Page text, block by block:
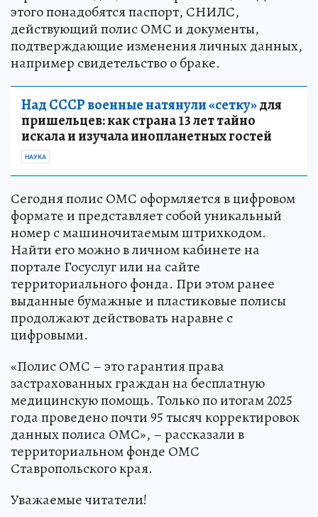
этого понадобятся паспорт, СНИЛС,
действующий полис ОМС и документы,
подтверждающие изменения личных данных,
например свидетельство о браке.
Над СССР военные натянули «сетку»для
пришельцев: как страна 13 лет тайно
искала и изучала инопланетных гостей
НАУКА
Сегодня полис ОМС оформляется в цифровом
формате и представляет собой уникальный
номер с машиночитаемым штрихкодом.
Найти его можно в личном кабинете на
портале Госуслуг или на сайте
территориального фонда. При этом ранее
выданные бумажные и пластиковые полисы
продолжают действовать наравне с
цифровыми.
«Полис ОМС – это гарантия права
застрахованных граждан на бесплатную
медицинскую помощь. Только по итогам 2025
года проведено почти 95 тысяч корректировок
данных полиса ОМС», – рассказали в
территориальном фонде ОМС
Ставропольского края.
Уважаемые читатели!